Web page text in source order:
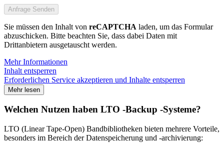
Sie müssen den Inhalt von reCAPTCHA laden, um das Formular
abzuschicken. Bitte beachten Sie, dass dabei Daten mit
Drittanbietern ausgetauscht werden.
Mehr Informationen
Inhalt entsperren
Erforderlichen Service akzeptieren und Inhalte entsperren
Mehr lesen
Welchen Nutzen haben LTO -Backup -Systeme?
LTO (Linear Tape-Open) Bandbibliotheken bieten mehrere Vorteile,
besonders im Bereich der Datenspeicherung und -archivierung: